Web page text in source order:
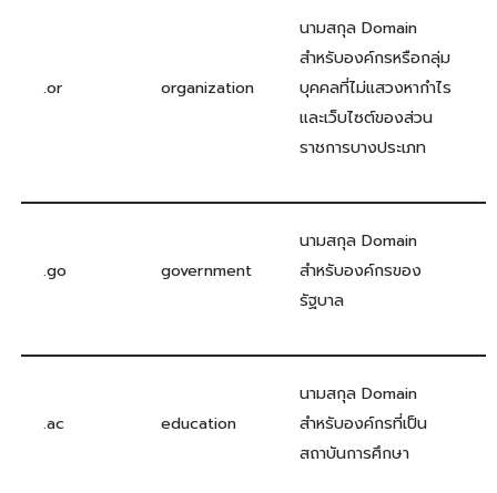
.or organization
นามสกุล Domain
สำหรับองค์กรหรือกลุ่ม
บุคคลที่ไม่แสวงหากำไร
และเว็บไซต์ของส่วน
ราชการบางประเภท
.go government
นามสกุล Domain
สำหรับองค์กรของ
รัฐบาล
.ac education
นามสกุล Domain
สำหรับองค์กรที่เป็น
สถาบันการศึกษา